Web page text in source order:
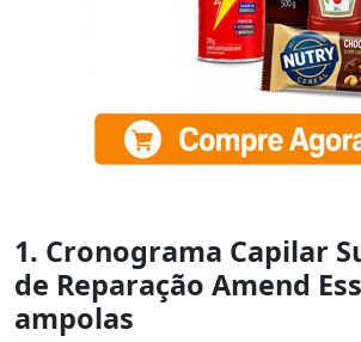
1. Cronograma Capilar
de Reparação Amend
ampolas